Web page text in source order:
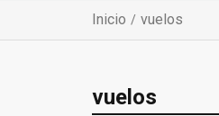
Inicio vuelos
vuelos